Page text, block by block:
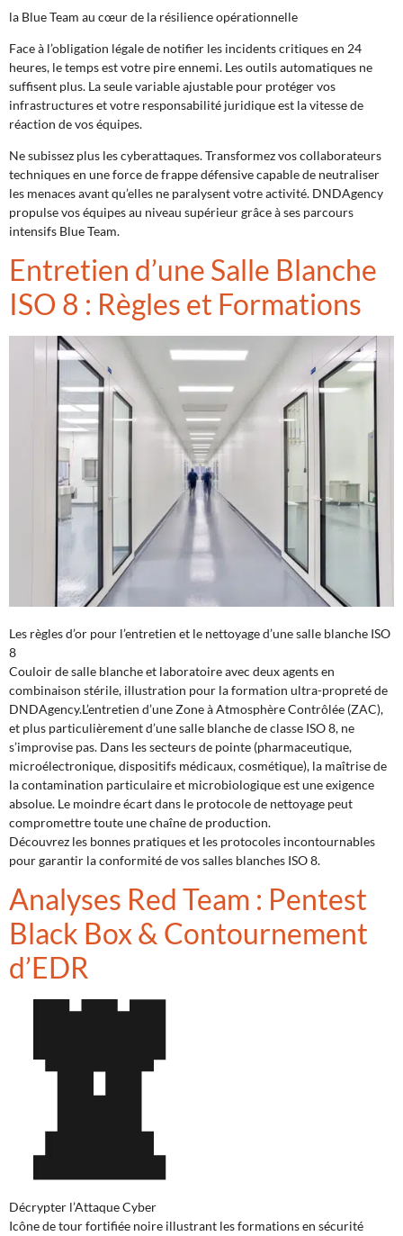
la Blue Team au cœur de la résilience opérationnelle
Face à l’obligation légale de notifier les incidents critiques en 24
heures, le temps est votre pire ennemi. Les outils automatiques ne
suffisent plus. La seule variable ajustable pour protéger vos
infrastructures et votre responsabilité juridique est la vitesse de
réaction de vos équipes.
Ne subissez plus les cyberattaques. Transformez vos collaborateurs
techniques en une force de frappe défensive capable de neutraliser
les menaces avant qu’elles ne paralysent votre activité. DNDAgency
propulse vos équipes au niveau supérieur grâce à ses parcours
intensifs Blue Team.
Entretien d’une Salle Blanche
ISO 8 : Règles et Formations
Les règles d’or pour l’entretien et le nettoyage d’une salle blanche ISO
8
Couloir de salle blanche et laboratoire avec deux agents en
combinaison stérile, illustration pour la formation ultra-propreté de
DNDAgency.L’entretien d’une Zone à Atmosphère Contrôlée (ZAC),
et plus particulièrement d’une salle blanche de classe ISO 8, ne
s’improvise pas. Dans les secteurs de pointe (pharmaceutique,
microélectronique, dispositifs médicaux, cosmétique), la maîtrise de
la contamination particulaire et microbiologique est une exigence
absolue. Le moindre écart dans le protocole de nettoyage peut
compromettre toute une chaîne de production.
Découvrez les bonnes pratiques et les protocoles incontournables
pour garantir la conformité de vos salles blanches ISO 8.
Analyses Red Team : Pentest
Black Box & Contournement
d’EDR
Décrypter l’Attaque Cyber
Icône de tour fortifiée noire illustrant les formations en sécurité